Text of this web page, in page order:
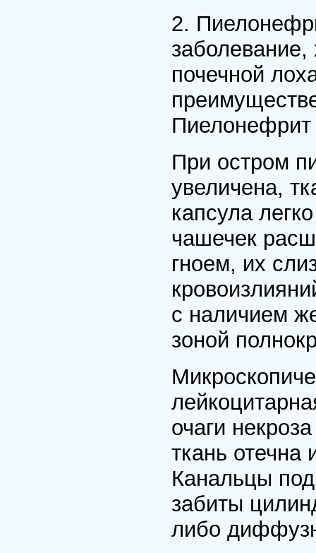
2.
почечной
При остром
увеличена,
капсула
чашечек
гноем, их
с наличием
зоной
очаги
ткань отечна
Канальцы
забиты
либо